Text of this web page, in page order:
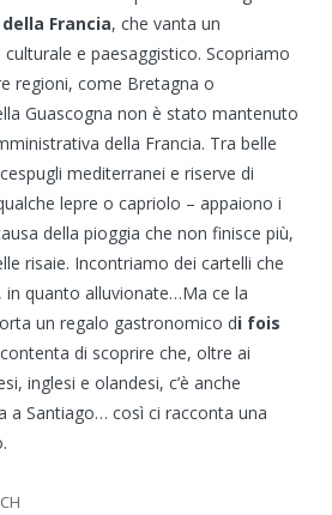
Francia, che vanta un
e paesaggistico. Scopriamo
regioni, come Bretagna o
Guascogna non è stato mantenuto
della Francia. Tra belle
mediterranei e riserve di
lepre o capriolo – appaiono i
della pioggia che non finisce più,
risaie. Incontriamo dei cartelli che
in quanto alluvionate…Ma ce la
un regalo gastronomico di fois
di scoprire che, oltre ai
inglesi e olandesi, c’è anche
a Santiago… così ci racconta una